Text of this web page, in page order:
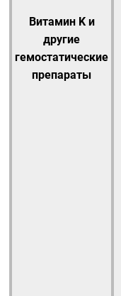
Витамин Kи
другие
гемостатические
препараты